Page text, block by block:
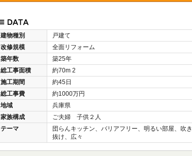
建物種別
戸建て
改修規模
全面リフォーム
築年数
築25年
総工事面積
約70m 2
施工期間
約45日
総工事費
約1000万円
地域
兵庫県
家族構成
ご夫婦 子供２人
テーマ
団らんキッチン、バリアフリー、明るい部屋、吹き
抜け、広々